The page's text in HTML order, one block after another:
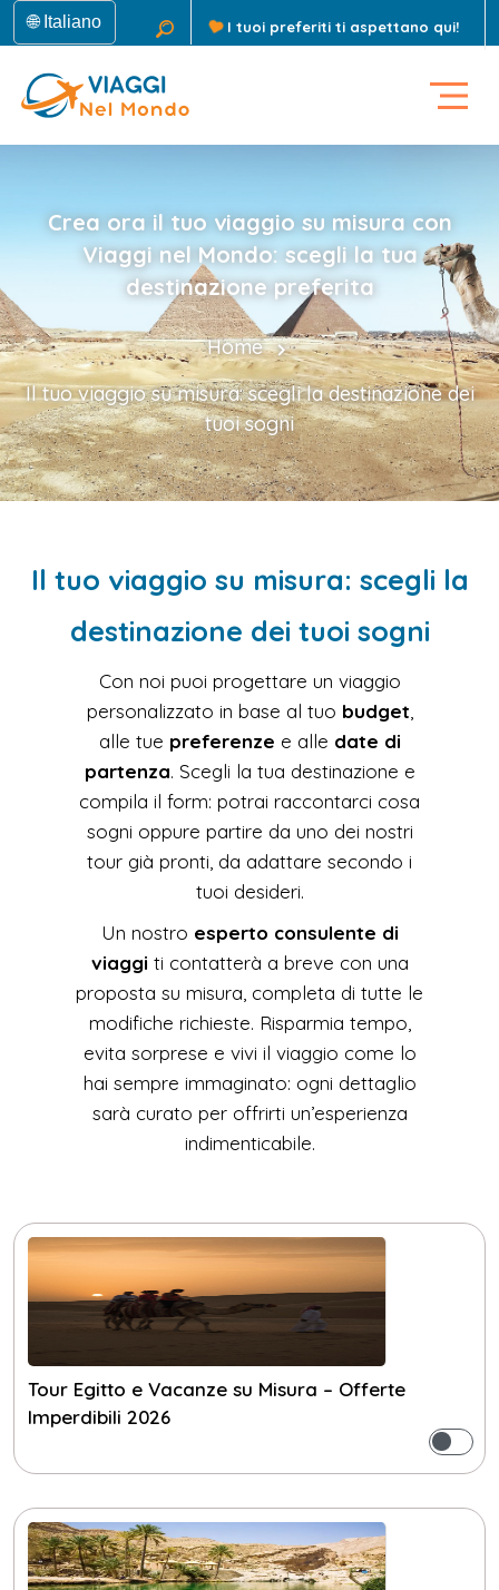
🌐 Italiano I tuoi preferiti ti aspettano qui!
Crea ora il tuo viaggio su misura con
Viaggi nel Mondo: scegli la tua
destinazione preferita
Home
Il tuo viaggio su misura: scegli la destinazione dei
tuoi sogni
Il tuo viaggio su misura: scegli la
destinazione dei tuoi sogni
Con noi puoi progettare un viaggio
personalizzato in base al tuo budget
alle tue preferenze e alle date di
partenza. Scegli la tua destinazione e
compila il form: potrai raccontarci cosa
sogni oppure partire da uno dei nostri
tour già pronti, da adattare secondo i
tuoi desideri.
Un nostro esperto consulente di
viaggi ti contatterà a breve con una
proposta su misura, completa di tutte le
modifiche richieste. Risparmia tempo,
evita sorprese e vivi il viaggio come lo
hai sempre immaginato: ogni dettaglio
sarà curato per offrirti un’esperienza
indimenticabile.
Tour Egitto e Vacanze su Misura – Offerte
Imperdibili 2026